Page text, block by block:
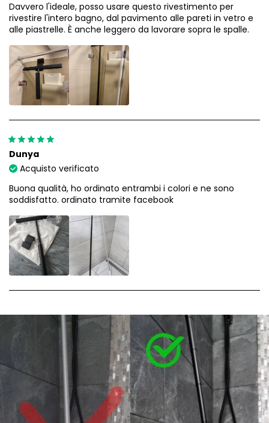
Davvero l'ideale, posso usare questo rivestimento per
rivestire l'intero bagno, dal pavimento alle pareti in vetro e
alle piastrelle. È anche leggero da lavorare sopra le spalle.
Dunya
Acquisto verificato
Buona qualità, ho ordinato entrambi i colori e ne sono
soddisfatto. ordinato tramite facebook